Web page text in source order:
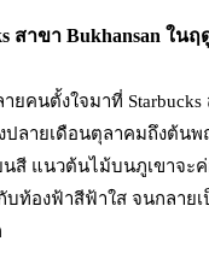
สาขา Bukhansan ในฤ
ยคนตั้งใจมาที่
งปลายเดือนตุลาคมถึงต้น
นสี แนวต้นไม้บนภูเขาจะ
บท้องฟ้าสีฟ้าใส จนกลาย